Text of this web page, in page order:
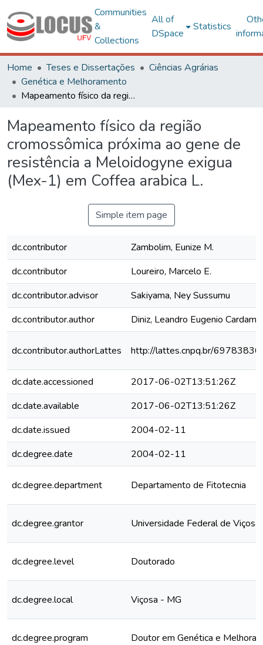
Communities
&
Collections
All of
DSpace
Statistics
Home Teses e Dissertações
Ciências Agrárias
Genética e Melhoramento
Mapeamento físico da região cromossômica próxima ao gene de resistência a Meloidogyne exigua (Mex-1) em Coffea arabica L.
Mapeamento físico da região
cromossômica próxima ao gene de
resistência a Meloidogyne exigua
(Mex-1) em Coffea arabica L.
Simple item page
dc.contributor
Zambolim, Eunize M.
dc.contributor
Loureiro, Marcelo E.
dc.contributor.advisor
Sakiyama, Ney Sussumu
dc.contributor.author
Diniz, Leandro Eugenio
dc.contributor.authorLattes http://lattes.cnpq.br/
dc.date.accessioned
2017-06-02T13:51:26Z
dc.date.available
2017-06-02T13:51:26Z
dc.date.issued
2004-02-11
dc.degree.date
2004-02-11
dc.degree.department Departamento de Fitotecnia
dc.degree.grantor Universidade Federal de Viçosa
dc.degree.level Doutorado
dc.degree.local Viçosa - MG
dc.degree.program Doutor em Genética e